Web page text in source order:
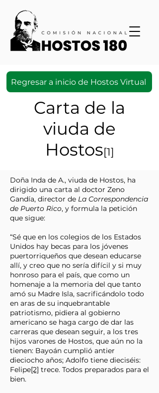
Regresar a inicio de Hostos Virtual
Carta de la
viuda de
Hostos[1]
Doña Inda de A., viuda de Hostos, ha
dirigido una carta al doctor Zeno
Gandía, director de La Correspondencia
de Puerto Rico, y formula la petición
que sigue:
“Sé que en los colegios de los Estados
Unidos hay becas para los jóvenes
puertorriqueños que desean educarse
allí, y creo que no sería difícil y si muy
honroso para el país, que como un
homenaje a la memoria del que tanto
amó su Madre Isla, sacrificándolo todo
en aras de su inquebrantable
patriotismo, pidiera al gobierno
americano se haga cargo de dar las
carreras que desean seguir, a los tres
hijos varones de Hostos, que aún no la
tienen: Bayoán cumplió antier
dieciocho años; Adolfo tiene dieciséis:
Felipe[2] trece. Todos preparados para el
bien.